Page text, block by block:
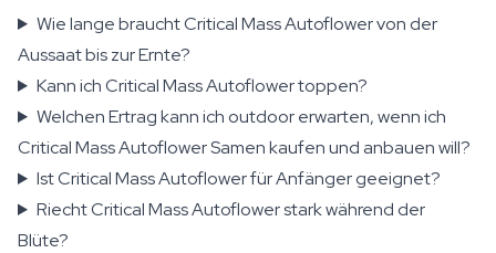
Wie lange braucht Critical Mass Autoflower von der
Aussaat bis zur Ernte?
Kann ich Critical Mass Autoflower toppen?
Welchen Ertrag kann ich outdoor erwarten, wenn ich
Critical Mass Autoflower Samen kaufen und anbauen will?
Ist Critical Mass Autoflower für Anfänger geeignet?
Riecht Critical Mass Autoflower stark während der
Blüte?